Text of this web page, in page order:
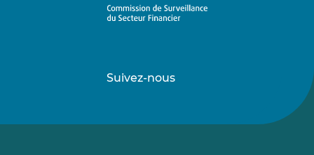
Suivez-nous
sursur